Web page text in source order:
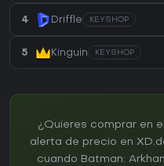
4 Driffle KEYSHOP
5 Kinguin KEYSHOP
¿Quieres comprar en
alerta de precio en
cuando Batman: